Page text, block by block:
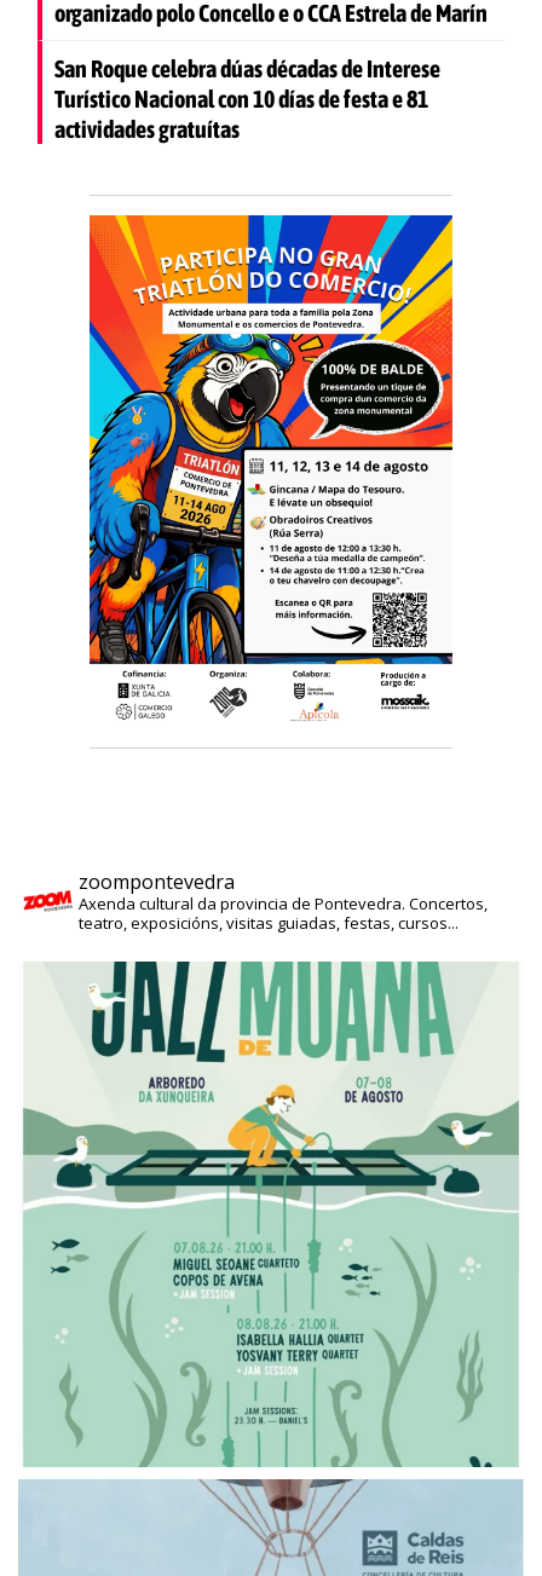
organizado polo Concello e o CCA Estrela de Marín
San Roque celebra dúas décadas de Interese
Turístico Nacional con 10 días de festa e 81
actividades gratuítas
zoompontevedra
Axenda cultural da provincia de Pontevedra. Concertos,
teatro, exposicións, visitas guiadas, festas, cursos...